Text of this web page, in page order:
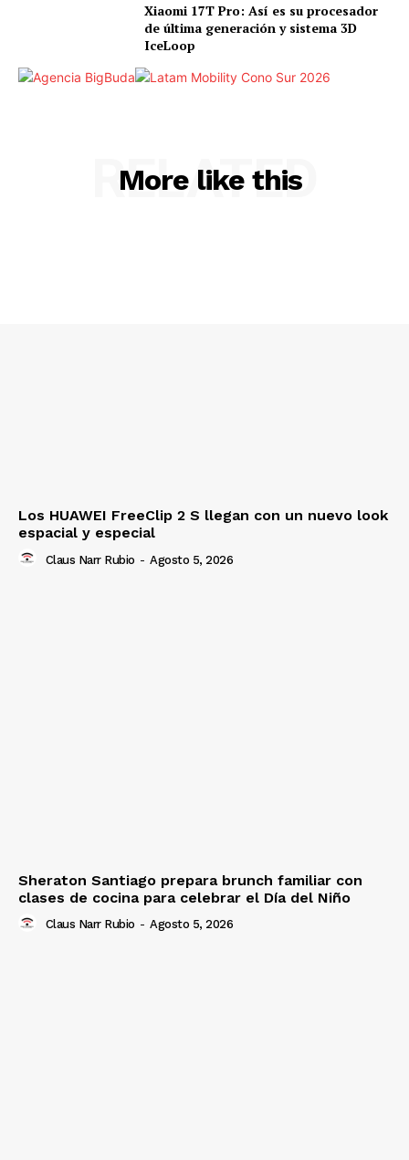
Xiaomi 17T Pro: Así es su procesador
de última generación y sistema 3D
IceLoop
More like this
RELATED
Los HUAWEI FreeClip 2 S llegan con un nuevo look
espacial y especial
Claus Narr Rubio - Agosto 5, 2026
Sheraton Santiago prepara brunch familiar con
clases de cocina para celebrar el Día del Niño
Claus Narr Rubio - Agosto 5, 2026